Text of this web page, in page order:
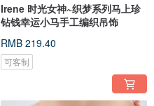
Irene 时光女神~织梦系列马上珍
钻钱幸运小马手工编织吊饰
RMB 219.40
可客制